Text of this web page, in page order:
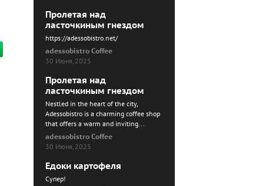
Пролетая над
ласточкиным гнездом
https://adessobistro.net/
adessobistro Coffee
30 Июня, 2025
Пролетая над
ласточкиным гнездом
Nestled in the heart of the city,
Adessobistro is a charming coffee shop
that offers a warm and inviting...
adessobistro Coffee
30 Июня, 2025
Едоки картофеля
Cупер!